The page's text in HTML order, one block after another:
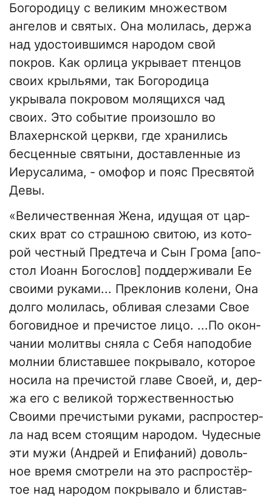
Богородицу с великим множеством
ангелов и святых. Она молилась, держа
над удостоившимся народом свой
покров. Как орлица укрывает птенцов
своих крыльями, так Богородица
укрывала покровом молящихся чад
своих. Это событие произошло во
Влахернской церкви, где хранились
бесценные святыни, доставленные из
Иерусалима, ‑ омофор и пояс Пресвятой
Девы.
«Ве­ли­че­ствен­ная Же­на, иду­щая от цар­
ских врат со страш­ною сви­тою, из ко­то­
рой чест­ный Пред­те­ча и Сын Гро­ма [апо­
стол Иоанн Бо­го­слов] поддержи­ва­ли Ее
сво­и­ми ру­ка­ми... Пре­кло­нив ко­ле­ни, Она
дол­го мо­ли­лась, об­ли­вая слеза­ми Свое
бо­го­вид­ное и пре­чи­стое ли­цо. ...По окон­
ча­нии молитвы сня­ла с Се­бя на­по­до­бие
мол­нии бли­став­шее по­кры­ва­ло, ко­то­рое
носила на пре­чи­стой гла­ве Сво­ей, и, дер­
жа его с ве­ли­кой тор­же­ствен­но­стью
Сво­и­ми пре­чи­сты­ми рука­ми, рас­про­стер­
ла над всем сто­я­щим на­ро­дом. Чудес­ные
эти му­жи (Ан­дрей и Епи­фа­ний) до­воль­
ное вре­мя смот­ре­ли на это рас­про­стёр­
тое над на­ро­дом покры­ва­ло и бли­став­